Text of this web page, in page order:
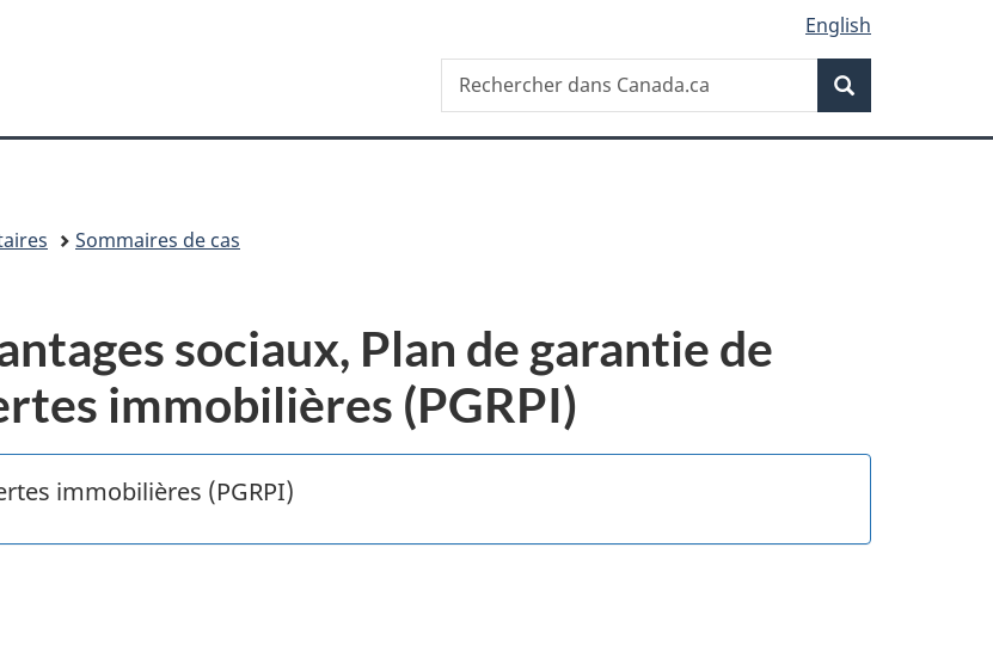
sujet
HTML
English
Recherche
Rechercher
dans
Sommaires de cas
sociaux, Plan de garantie de
immobilières (PGRPI)
immobilières (PGRPI)